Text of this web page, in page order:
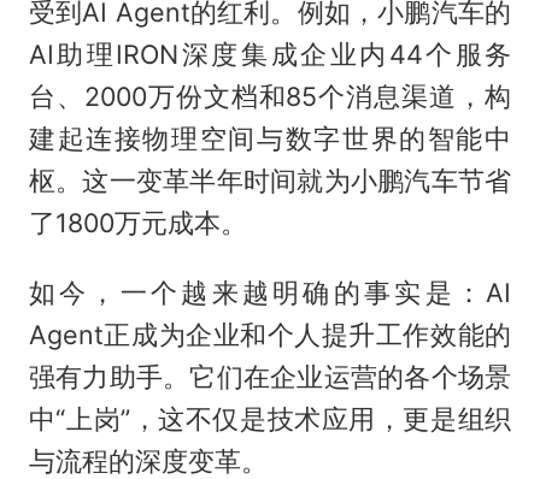
受到AI Agent的红利。例如，小鹏汽车的
AI助理IRON深度集成企业内44个服务
台、2000万份文档和85个消息渠道，构
建起连接物理空间与数字世界的智能中
枢。这一变革半年时间就为小鹏汽车节省
了1800万元成本。
如今，一个越来越明确的事实是：AI
Agent正成为企业和个人提升工作效能的
强有力助手。它们在企业运营的各个场景
中“上岗”，这不仅是技术应用，更是组织
与流程的深度变革。